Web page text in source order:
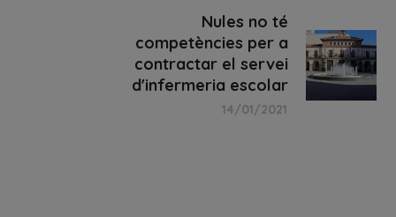
Nules no té
competències per a
contractar el servei
d'infermeria escolar
14/01/2021